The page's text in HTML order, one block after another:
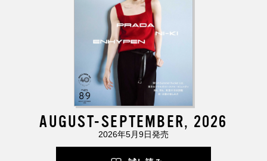
AUGUST-SEPTEMBER, 2026
2026年5月9日発売